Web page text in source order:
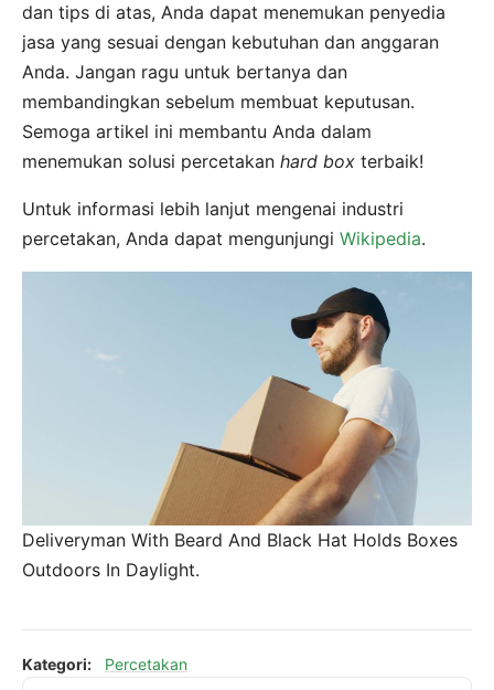
dan tips di atas, Anda dapat menemukan penyedia
jasa yang sesuai dengan kebutuhan dan anggaran
Anda. Jangan ragu untuk bertanya dan
membandingkan sebelum membuat keputusan.
Semoga artikel ini membantu Anda dalam
menemukan solusi percetakan hard box terbaik!
Untuk informasi lebih lanjut mengenai industri
percetakan, Anda dapat mengunjungi Wikipedia.
Deliveryman With Beard And Black Hat Holds Boxes
Outdoors In Daylight.
Kategori: Percetakan